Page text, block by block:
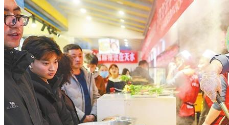
投资分析
发展规划
监测预测 文库下载